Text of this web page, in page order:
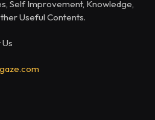
Self Improvement, Knowledge,
Useful Contents.